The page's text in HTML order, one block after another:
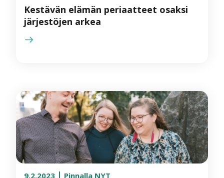
Kestävän elämän periaatteet osaksi
järjestöjen arkea
9.2.2023 Pinnalla NYT